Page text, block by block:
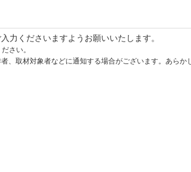
力くださいますようお願いいたします。
さい。
取材対象者などに通知する場合がございます。あらか